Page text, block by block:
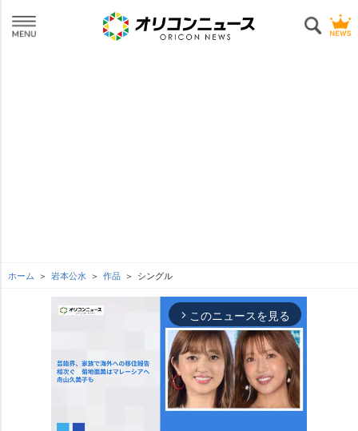
ホーム 本公水 作品 シングル
arrow_forward_ios このニュースを見る